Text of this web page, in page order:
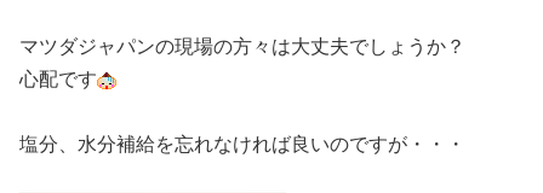
マツダジャパンの現場の方々は大丈夫でしょうか？
心配です
塩分、水分補給を忘れなければ良いのですが・・・